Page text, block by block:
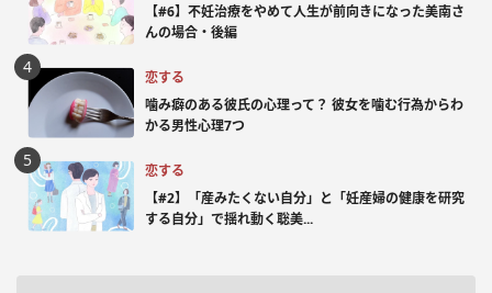
【#6】不妊治療をやめて人生が前向きになった美南さ
んの場合・後編
恋する
噛み癖のある彼氏の心理って？ 彼女を噛む行為からわ
かる男性心理7つ
恋する
【#2】「産みたくない自分」と「妊産婦の健康を研究
する自分」で揺れ動く聡美...